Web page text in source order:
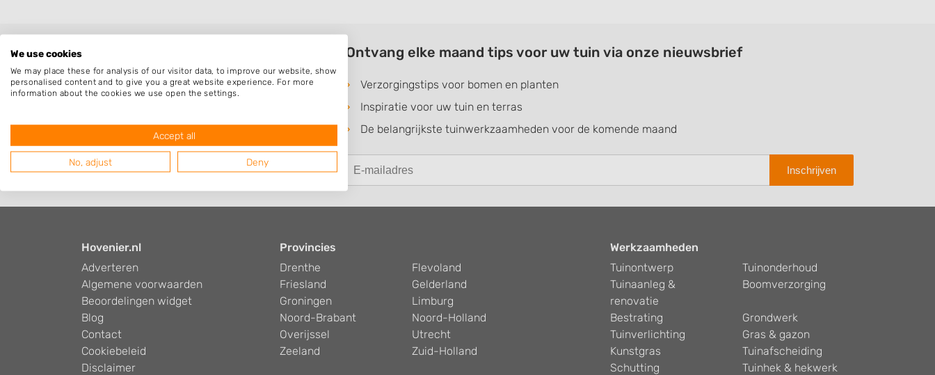
Ontvang elke maand tips voor uw tuin via onze nieuwsbrief
Verzorgingstips voor bomen en planten
Inspiratie voor uw tuin en terras
De belangrijkste tuinwerkzaamheden voor de komende maand
Inschrijven
Hovenier.nl
Adverteren
Algemene voorwaarden
Beoordelingen widget
Blog
Contact
Cookiebeleid
Disclaimer
Provincies
Drenthe
Flevoland
Friesland
Gelderland
Groningen
Limburg
Noord-Brabant
Noord-Holland
Overijssel
Utrecht
Zeeland
Zuid-Holland
Werkzaamheden
Tuinontwerp
Tuinonderhoud
Tuinaanleg &
renovatie
Boomverzorging
Bestrating
Grondwerk
Tuinverlichting
Gras & gazon
Kunstgras
Tuinafscheiding
Schutting
Tuinhek & hekwerk
We use cookies
We may place these for analysis of our visitor data, to improve our website, show
personalised content and to give you a great website experience. For more
information about the cookies we use open the settings.
Accept all
No, adjust Deny